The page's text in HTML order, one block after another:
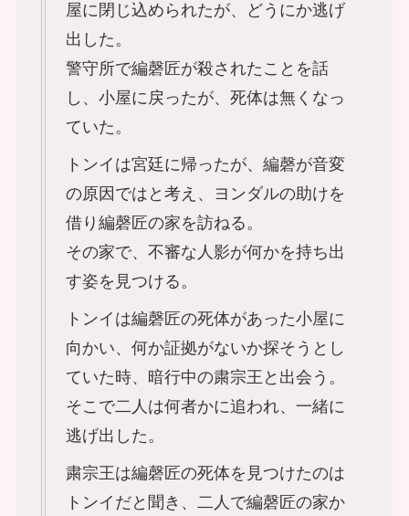
屋に閉じ込められたが、どうにか逃げ
出した。
警守所で編磬匠が殺されたことを話
し、小屋に戻ったが、死体は無くなっ
ていた。
トンイは宮廷に帰ったが、編磬が音変
の原因ではと考え、ヨンダルの助けを
借り編磬匠の家を訪ねる。
その家で、不審な人影が何かを持ち出
す姿を見つける。
トンイは編磬匠の死体があった小屋に
向かい、何か証拠がないか探そうとし
ていた時、暗行中の粛宗王と出会う。
そこで二人は何者かに追われ、一緒に
逃げ出した。
粛宗王は編磬匠の死体を見つけたのは
トンイだと聞き、二人で編磬匠の家か